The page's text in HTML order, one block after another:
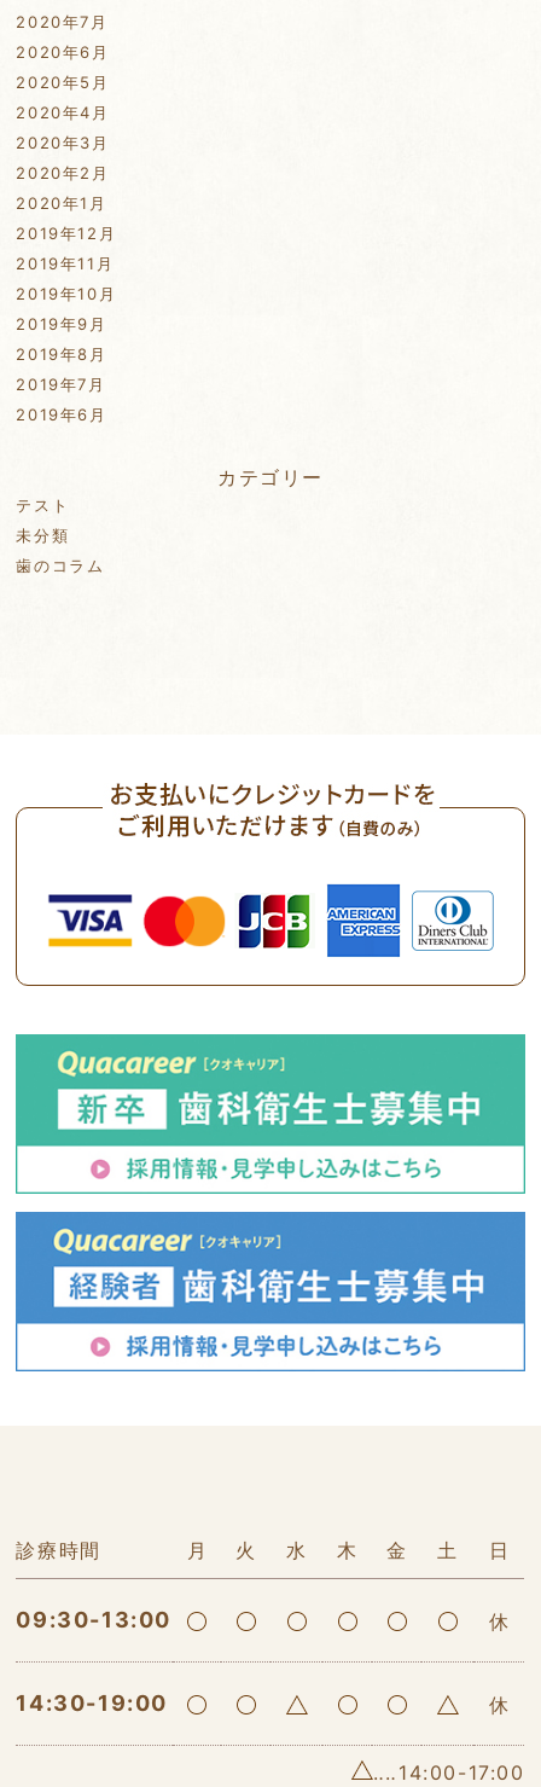
2020年7月
2020年6月
2020年5月
2020年4月
2020年3月
2020年2月
2020年1月
2019年12月
2019年11月
2019年10月
2019年9月
2019年8月
2019年7月
2019年6月
カテゴリー
テスト
未分類
歯のコラム
診療時間 月 火 水 木 金 土 日
09:30-13:00 休
14:30-19:00 休
‥‥14:00-17:00